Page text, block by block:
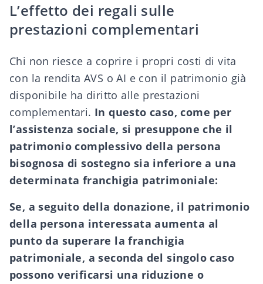
L’effetto dei regali sulle
prestazioni complementari
Chi non riesce a coprire i propri costi di vita
con la rendita AVS o AI e con il patrimonio già
disponibile ha diritto alle prestazioni
complementari. In questo caso, come per
l’assistenza sociale, si presuppone che il
patrimonio complessivo della persona
bisognosa di sostegno sia inferiore a una
determinata franchigia patrimoniale:
Se, a seguito della donazione, il patrimonio
della persona interessata aumenta al
punto da superare la franchigia
patrimoniale, a seconda del singolo caso
possono verificarsi una riduzione o